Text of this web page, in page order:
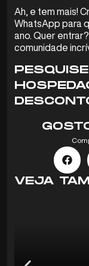
Ah, e tem mais!
WhatsApp para
ano. Quer entrar?
comunidade
VEJA